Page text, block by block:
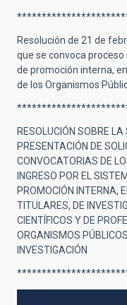
Resolución de 21 de
que se convoca
de promoción interna,
de los Organismos
RESOLUCIÓN SOBRE
PRESENTACIÓN DE
CONVOCATORIAS DE
INGRESO POR EL
PROMOCIÓN INTERNA,
TITULARES, DE
CIENTÍFICOS Y DE
ORGANISMOS
INVESTIGACIÓN